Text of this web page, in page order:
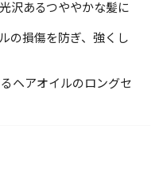
沢あるつややかな髪に
の損傷を防ぎ、強くし
ヘアオイルのロングセ